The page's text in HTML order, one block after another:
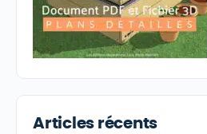
Articles récents